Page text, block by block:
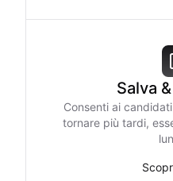
Salva
Consenti ai
tornare più tardi,